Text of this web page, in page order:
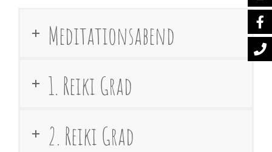
Meditationsabend
1. Reiki Grad
2. Reiki Grad